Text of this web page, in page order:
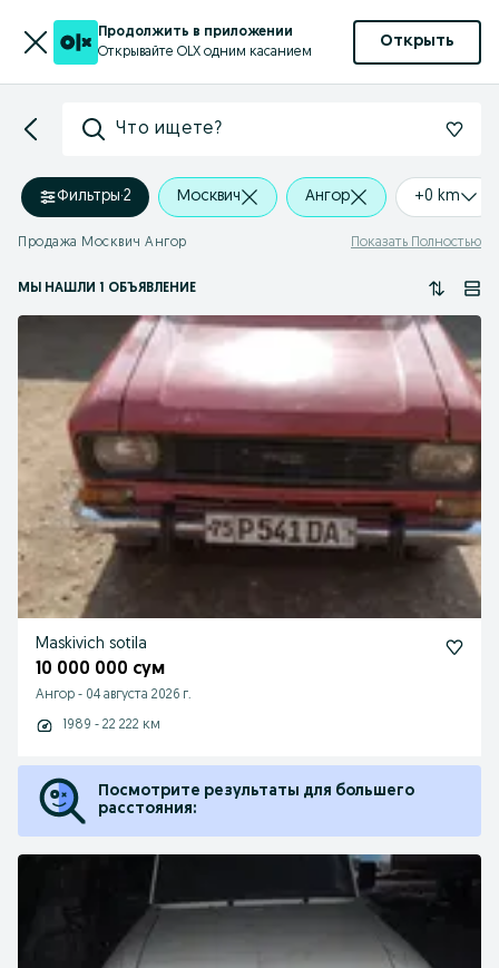
Продолжить в приложении
Открывайте OLX одним касанием
Открыть
Что ищете?
Фильтры·2 Москвич Ангор +0 km
Продажа Москвич Ангор Показать Полностью
МЫ НАШЛИ 1 ОБЪЯВЛЕНИЕ
Maskivich sotila
10 000 000 сум
Ангор - 04 августа 2026 г.
1989 - 22 222 км
Посмотрите результаты для большего
расстояния: